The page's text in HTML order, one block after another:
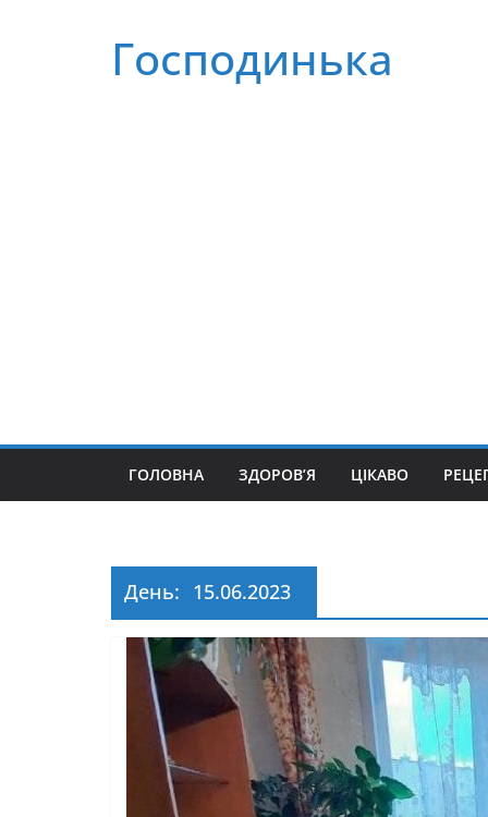
Господинька
ГОЛОВНА ЗДОРОВ’Я ЦІКАВО
День: 15.06.2023